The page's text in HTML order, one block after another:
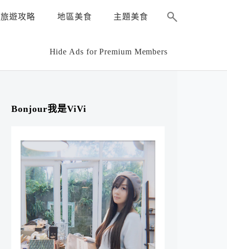
旅遊攻略 地區美食 主題美食
Hide Ads for Premium Members
Bonjour我是ViVi